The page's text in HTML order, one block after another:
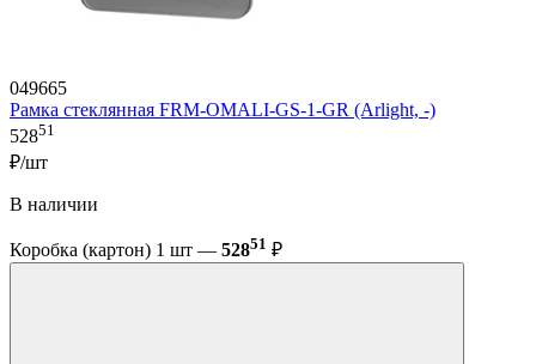
049665
Рамка стеклянная FRM-OMALI-GS-1-GR (Arlight, -)
52851
₽/шт
В наличии
Коробка (картон) 1 шт — 52851 ₽